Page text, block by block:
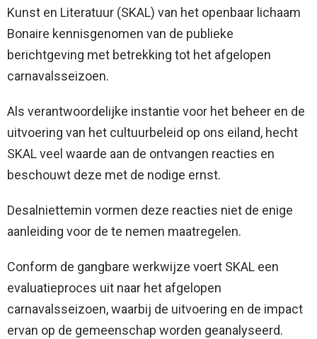
Kunst en Literatuur (SKAL) van het openbaar lichaam
Bonaire kennisgenomen van de publieke
berichtgeving met betrekking tot het afgelopen
carnavalsseizoen.
Als verantwoordelijke instantie voor het beheer en de
uitvoering van het cultuurbeleid op ons eiland, hecht
SKAL veel waarde aan de ontvangen reacties en
beschouwt deze met de nodige ernst.
Desalniettemin vormen deze reacties niet de enige
aanleiding voor de te nemen maatregelen.
Conform de gangbare werkwijze voert SKAL een
evaluatieproces uit naar het afgelopen
carnavalsseizoen, waarbij de uitvoering en de impact
ervan op de gemeenschap worden geanalyseerd.